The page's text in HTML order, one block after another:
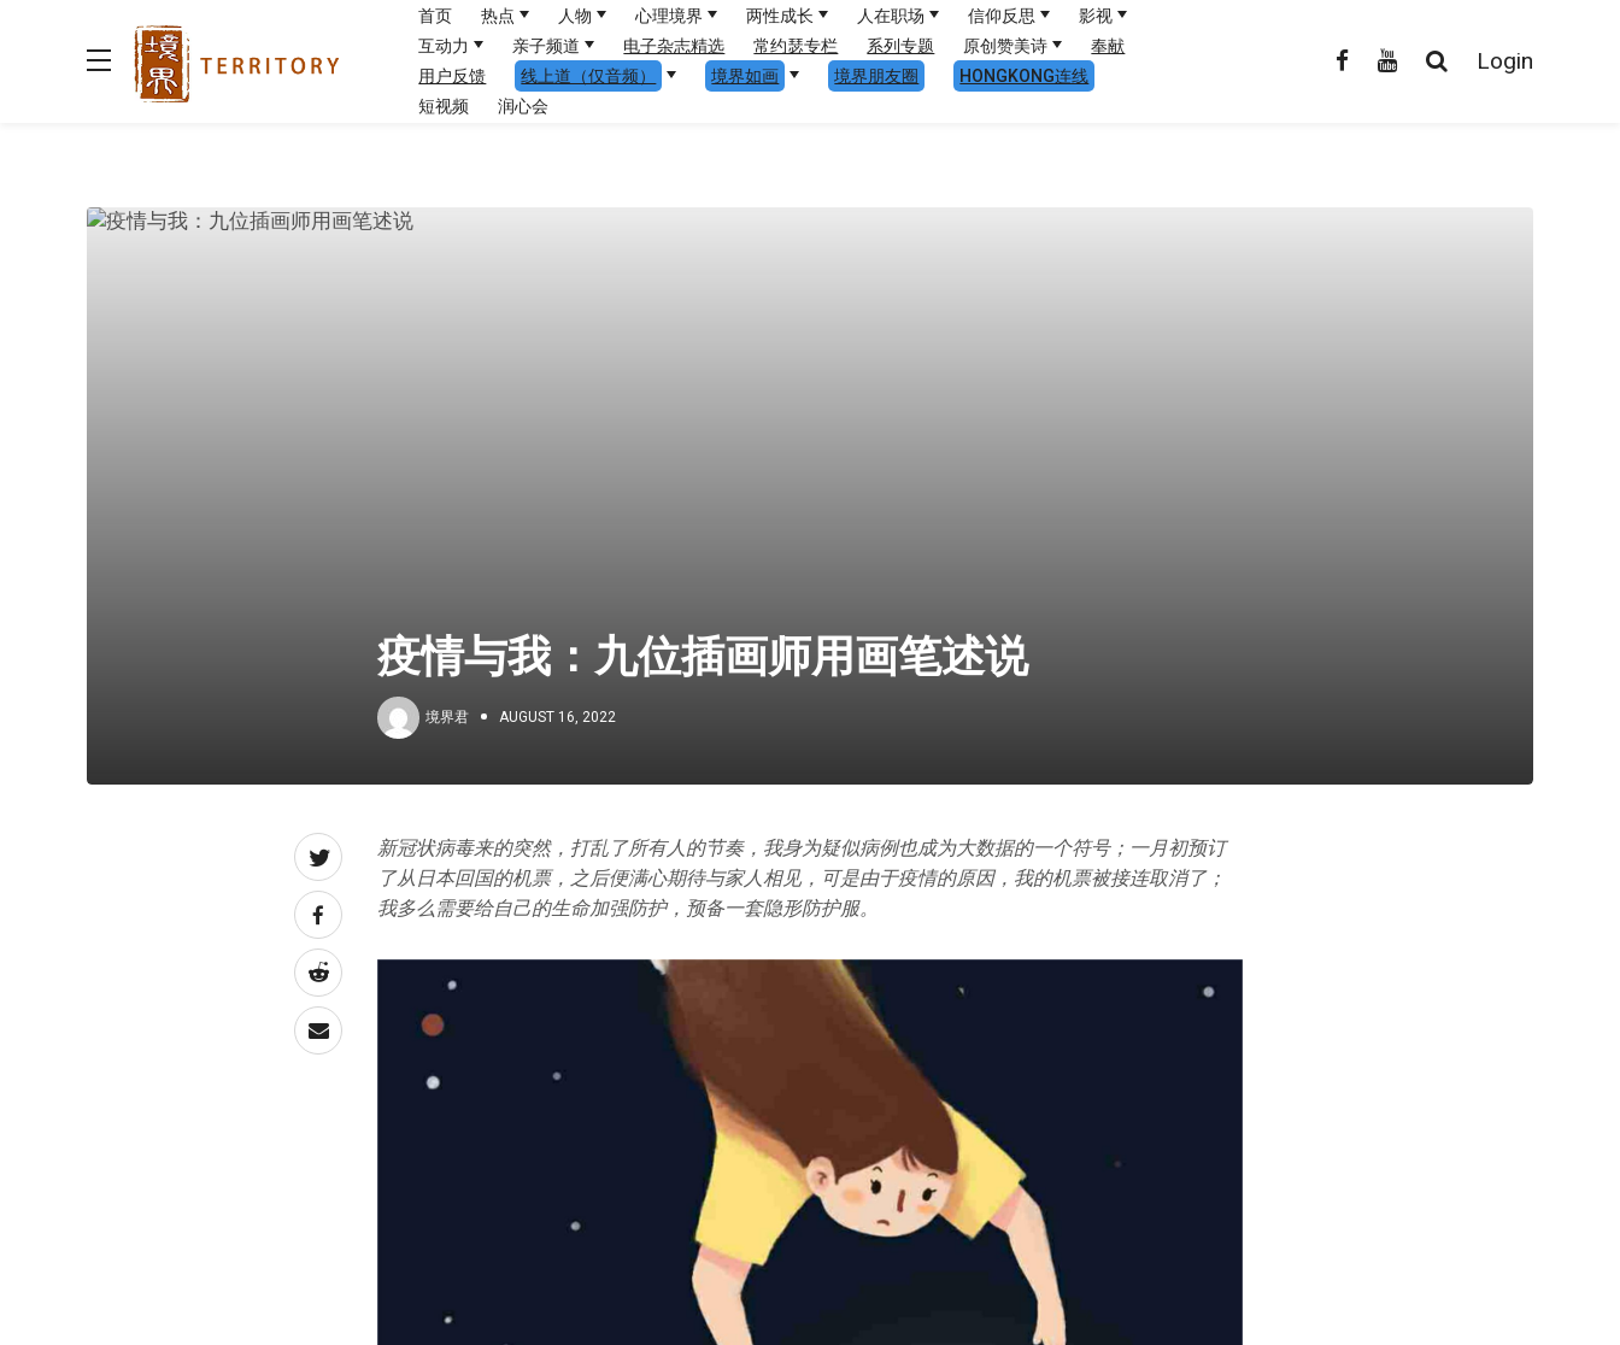
首页 热点 人物 心理境界 两性成长 人在职场 信仰反思
影视
互动力
亲子频道 电子杂志精选 常约瑟专栏 系列专题 原创赞美诗
奉献
用户反馈
线上道（仅音频） 境界如画 境界朋友圈
HONGKONG连线
短视频
润心会
Login
疫情与我：九位插画师用画笔述说
境界君 AUGUST 16, 2022
新冠状病毒来的突然，打乱了所有人的节奏，我身为疑似病例也成为大数据的一个符号；一月初预订
了从日本回国的机票，之后便满心期待与家人相见，可是由于疫情的原因，我的机票被接连取消了；
我多么需要给自己的生命加强防护，预备一套隐形防护服。